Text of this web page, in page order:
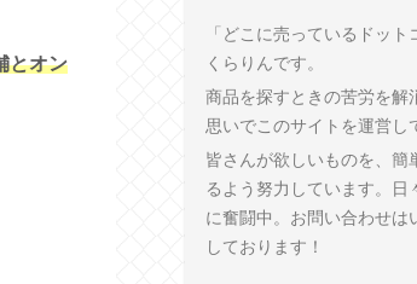
とオン
「どこに売っているドッ
くらりんです。
商品を探すときの苦労を解
思いでこのサイトを運営し
皆さんが欲しいものを、簡
るよう努力しています。日
に奮闘中。お問い合わせは
しております！